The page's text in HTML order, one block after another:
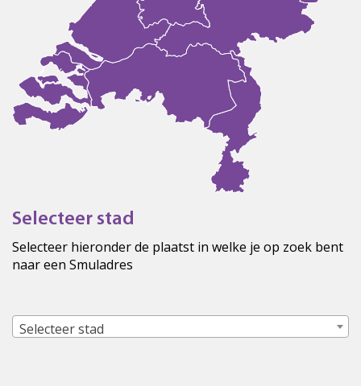
Selecteer stad
Selecteer hieronder de plaatst in welke je op zoek bent
naar een Smuladres
Selecteer stad